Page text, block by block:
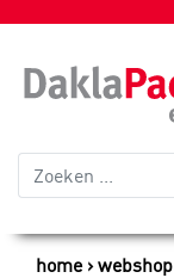
home webshop